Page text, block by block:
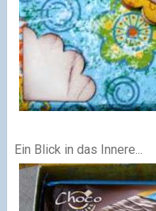
Ein Blick in das Innere...